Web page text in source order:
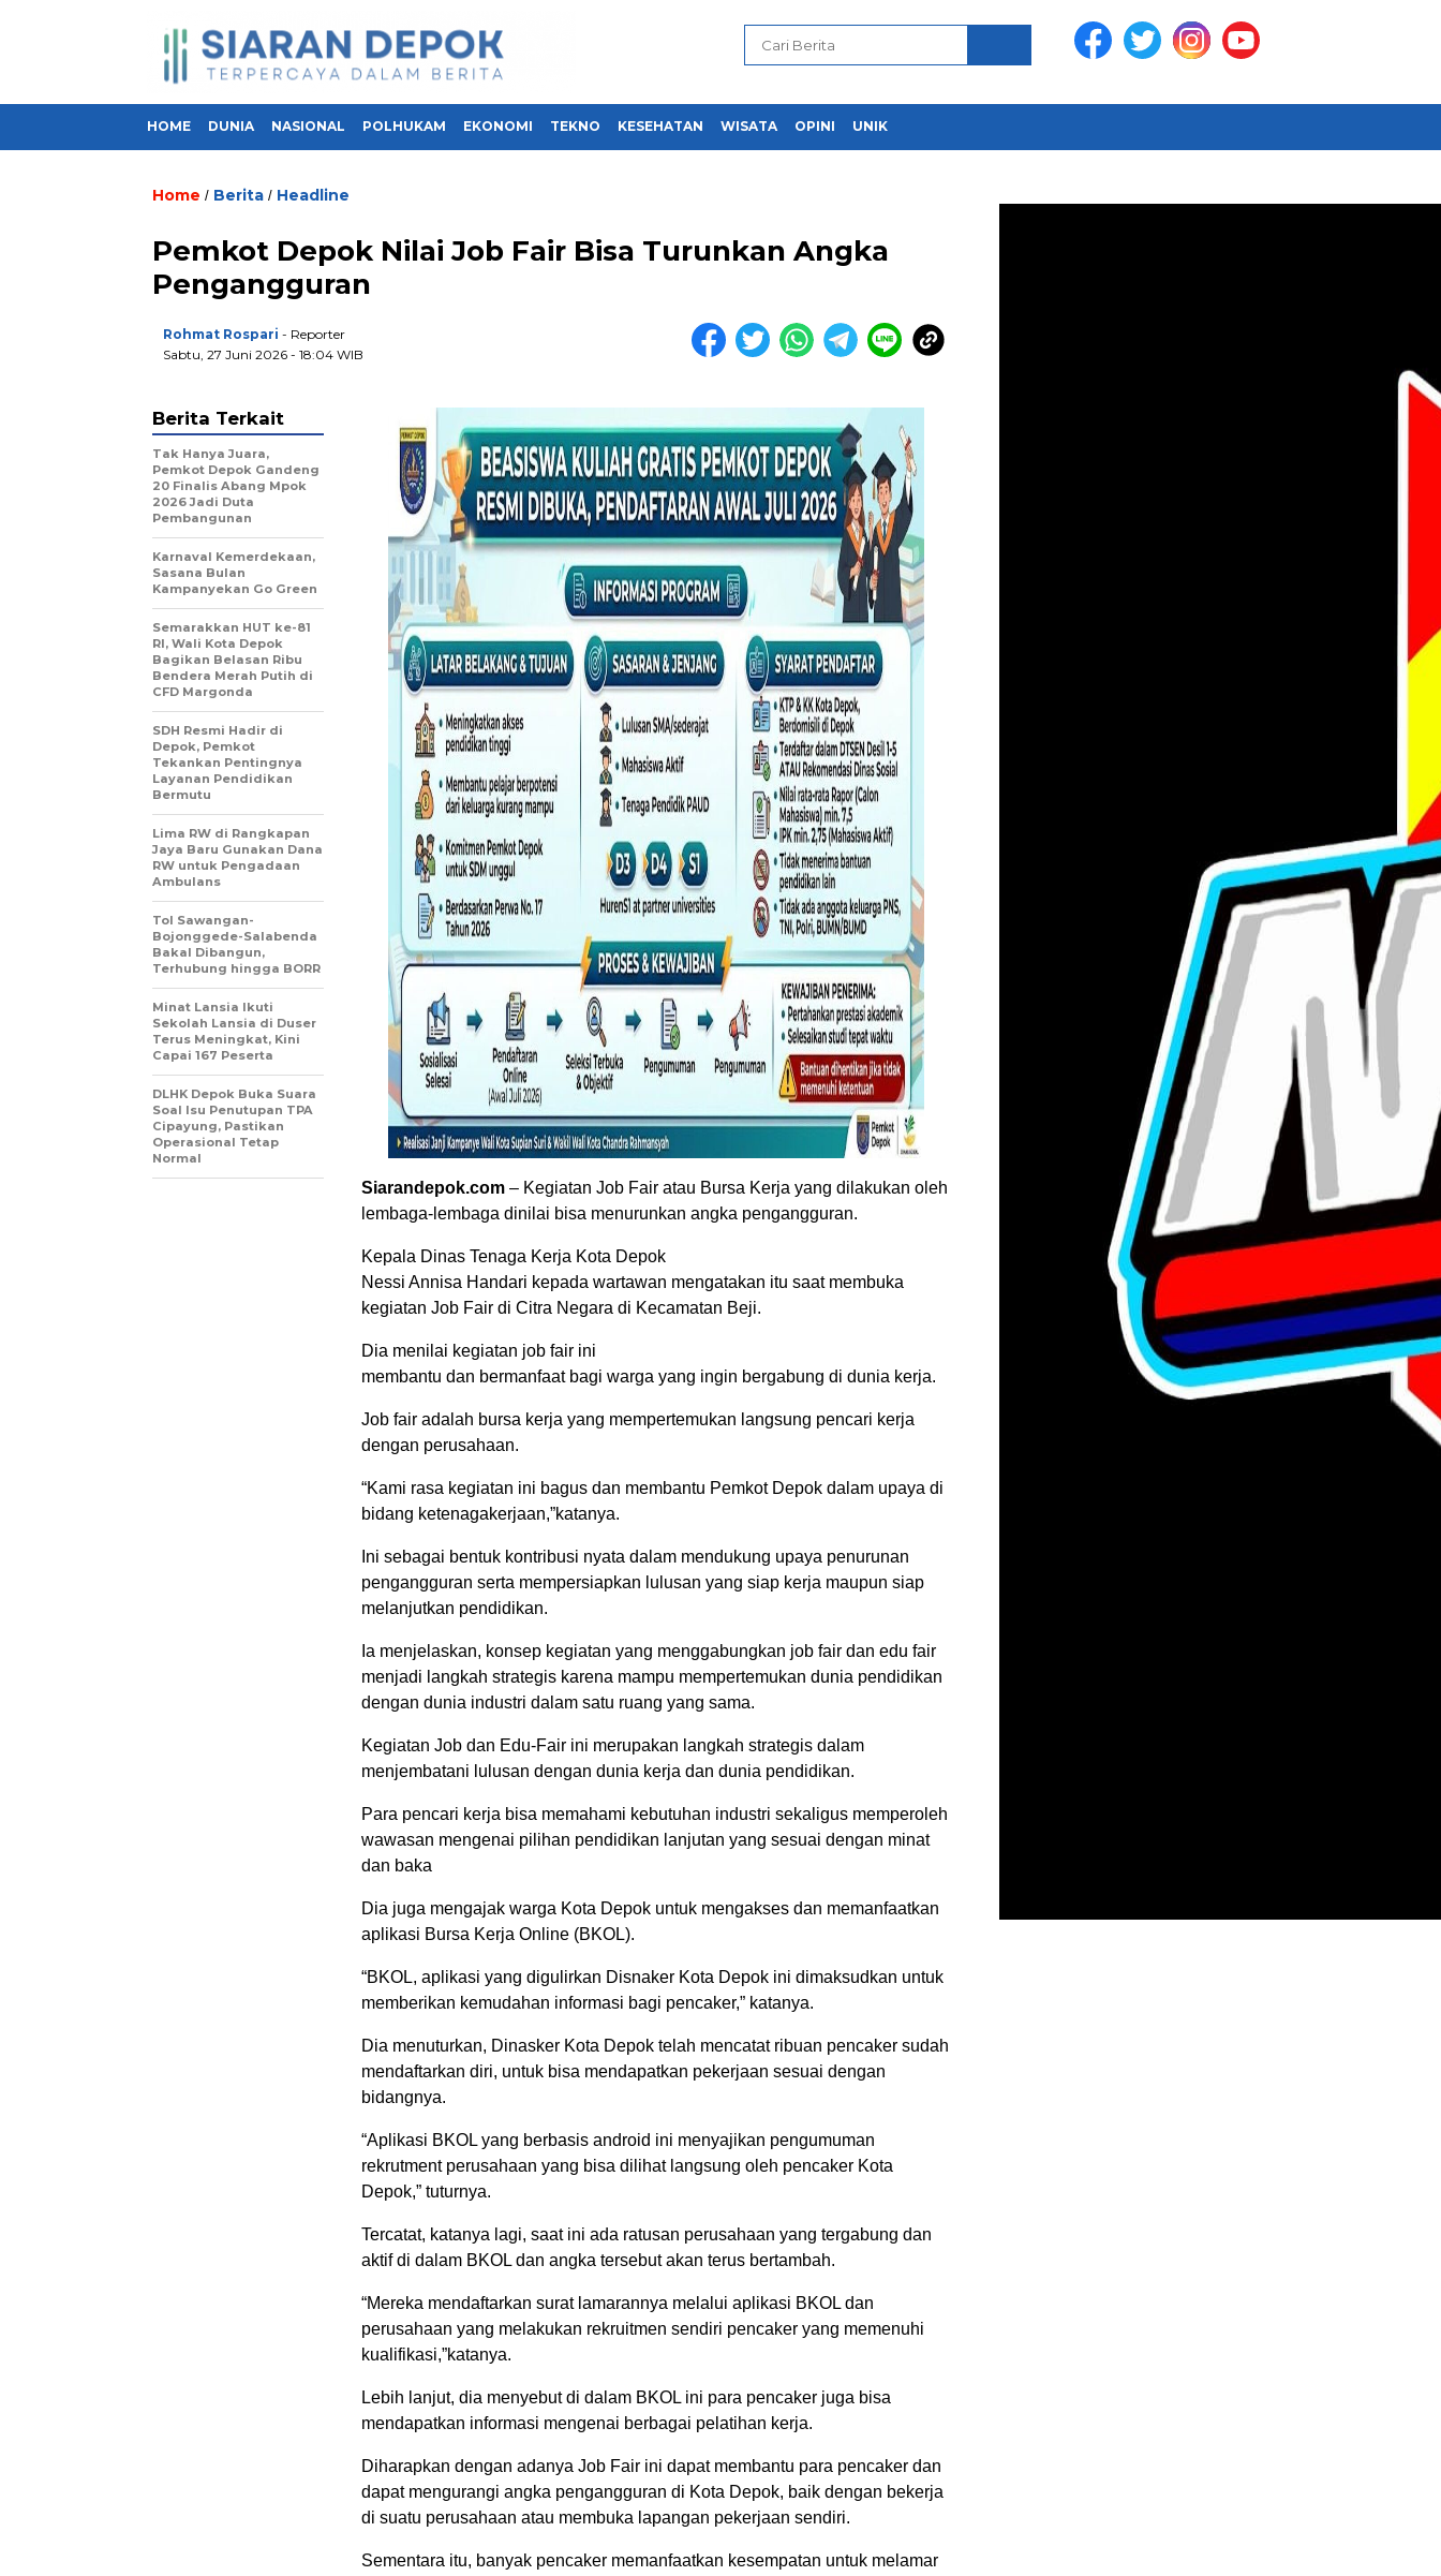
HOME DUNIA NASIONAL POLHUKAM EKONOMI TEKNO KESEHATAN WISATA OPINI UNIK
Home / Berita / Headline
Pemkot Depok Nilai Job Fair Bisa Turunkan Angka
Pengangguran
Rohmat Rospari - Reporter
Sabtu, 27 Juni 2026 - 18:04 WIB
Siarandepok.com – Kegiatan Job Fair atau Bursa Kerja yang dilakukan oleh
lembaga-lembaga dinilai bisa menurunkan angka pengangguran.
Kepala Dinas Tenaga Kerja Kota Depok
Nessi Annisa Handari kepada wartawan mengatakan itu saat membuka
kegiatan Job Fair di Citra Negara di Kecamatan Beji.
Dia menilai kegiatan job fair ini
membantu dan bermanfaat bagi warga yang ingin bergabung di dunia kerja.
Job fair adalah bursa kerja yang mempertemukan langsung pencari kerja
dengan perusahaan.
“Kami rasa kegiatan ini bagus dan membantu Pemkot Depok dalam upaya di
bidang ketenagakerjaan,”katanya.
Ini sebagai bentuk kontribusi nyata dalam mendukung upaya penurunan
pengangguran serta mempersiapkan lulusan yang siap kerja maupun siap
melanjutkan pendidikan.
Ia menjelaskan, konsep kegiatan yang menggabungkan job fair dan edu fair
menjadi langkah strategis karena mampu mempertemukan dunia pendidikan
dengan dunia industri dalam satu ruang yang sama.
Kegiatan Job dan Edu-Fair ini merupakan langkah strategis dalam
menjembatani lulusan dengan dunia kerja dan dunia pendidikan.
Para pencari kerja bisa memahami kebutuhan industri sekaligus memperoleh
wawasan mengenai pilihan pendidikan lanjutan yang sesuai dengan minat
dan baka
Dia juga mengajak warga Kota Depok untuk mengakses dan memanfaatkan
aplikasi Bursa Kerja Online (BKOL).
“BKOL, aplikasi yang digulirkan Disnaker Kota Depok ini dimaksudkan untuk
memberikan kemudahan informasi bagi pencaker,” katanya.
Dia menuturkan, Dinasker Kota Depok telah mencatat ribuan pencaker sudah
mendaftarkan diri, untuk bisa mendapatkan pekerjaan sesuai dengan
bidangnya.
“Aplikasi BKOL yang berbasis android ini menyajikan pengumuman
rekrutment perusahaan yang bisa dilihat langsung oleh pencaker Kota
Depok,” tuturnya.
Tercatat, katanya lagi, saat ini ada ratusan perusahaan yang tergabung dan
aktif di dalam BKOL dan angka tersebut akan terus bertambah.
“Mereka mendaftarkan surat lamarannya melalui aplikasi BKOL dan
perusahaan yang melakukan rekruitmen sendiri pencaker yang memenuhi
kualifikasi,”katanya.
Lebih lanjut, dia menyebut di dalam BKOL ini para pencaker juga bisa
mendapatkan informasi mengenai berbagai pelatihan kerja.
Diharapkan dengan adanya Job Fair ini dapat membantu para pencaker dan
dapat mengurangi angka pengangguran di Kota Depok, baik dengan bekerja
di suatu perusahaan atau membuka lapangan pekerjaan sendiri.
Sementara itu, banyak pencaker memanfaatkan kesempatan untuk melamar
Berita Terkait
Tak Hanya Juara,
Pemkot Depok Gandeng
20 Finalis Abang Mpok
2026 Jadi Duta
Pembangunan
Karnaval Kemerdekaan,
Sasana Bulan
Kampanyekan Go Green
Semarakkan HUT ke-81
RI, Wali Kota Depok
Bagikan Belasan Ribu
Bendera Merah Putih di
CFD Margonda
SDH Resmi Hadir di
Depok, Pemkot
Tekankan Pentingnya
Layanan Pendidikan
Bermutu
Lima RW di Rangkapan
Jaya Baru Gunakan Dana
RW untuk Pengadaan
Ambulans
Tol Sawangan-
Bojonggede-Salabenda
Bakal Dibangun,
Terhubung hingga BORR
Minat Lansia Ikuti
Sekolah Lansia di Duser
Terus Meningkat, Kini
Capai 167 Peserta
DLHK Depok Buka Suara
Soal Isu Penutupan TPA
Cipayung, Pastikan
Operasional Tetap
Normal